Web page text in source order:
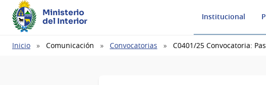
Ministerio
del Interior
Institucional
Ruta
Inicio Comunicación Convocatorias C0401/25 Convocatoria: